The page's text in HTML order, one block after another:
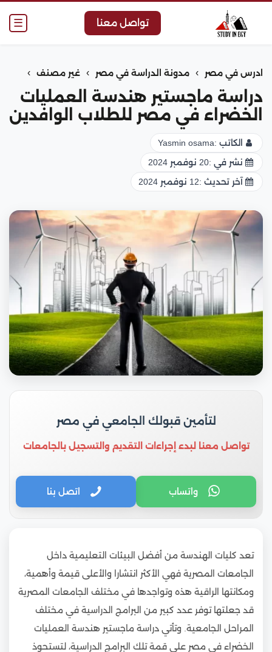
☰ تواصل معنا
ادرس في مصر › مدونة الدراسة في مصر › غير مصنف ›
دراسة ماجستير هندسة العمليات
الخضراء في مصر للطلاب الوافدين
الكاتب :Yasmin osama
نشر في :20 نوفمبر 2024
آخر تحديث :12 نوفمبر 2024
لتأمين قبولك الجامعي في مصر
تواصل معنا لبدء إجراءات التقديم والتسجيل بالجامعات
واتساب اتصل بنا
تعد كليات الهندسة من أفضل البيئات التعليمية داخل
الجامعات المصرية فهي الأكثر انتشارا والأعلى قيمة وأهمية،
ومكانتها الراقية هذه وتواجدها في مختلف الجامعات المصرية
قد جعلتها توفر عدد كبير من البرامج الدراسية في مختلف
المراحل الجامعية. وتأتي دراسة ماجستير هندسة العمليات
الخضراء في مصر على قمة تلك البرامج الدراسية، لتستحوذ